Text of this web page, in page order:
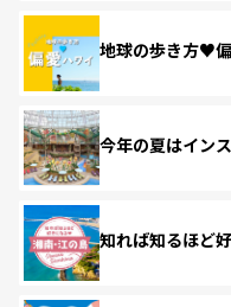
地球の歩き方♥
今年の夏はイン
知れば知るほど